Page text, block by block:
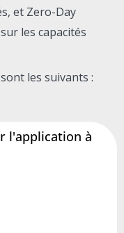
et Zero-Day
les capacités
les suivants :
l'application à